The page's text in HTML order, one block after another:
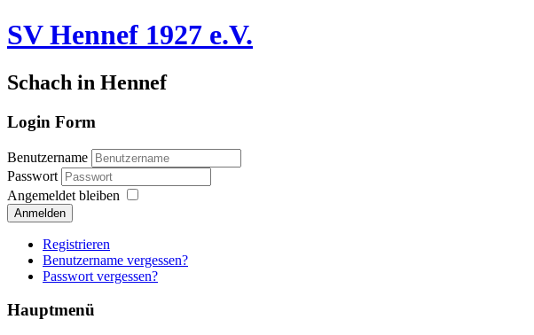
SV Hennef 1927 e.V.
Schach in Hennef
Login Form
Benutzername
Passwort
Angemeldet bleiben
Anmelden
Registrieren
Benutzername vergessen?
Passwort vergessen?
Hauptmenü